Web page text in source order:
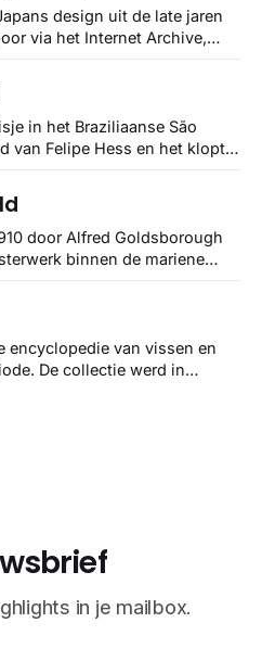
design uit de late jaren
via het Internet Archive,
hebben ze alle scans een
deze manier vind ik ze er
in het Braziliaanse São
van Felipe Hess en het klopt
door Alfred Goldsborough
binnen de mariene
en hun
handgetekende
van Mayer zelf.
encyclopedie van vissen en
De collectie werd in
en bijna driedimensionale
in je mailbox.